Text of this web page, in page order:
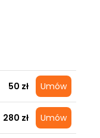
50 zł Umów
280 zł Umów